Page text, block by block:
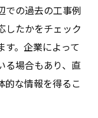
での過去の工事例
したかをチェック
。企業によって
る場合もあり、直
的な情報を得るこ